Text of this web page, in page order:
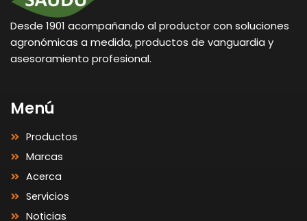
Desde 1901 acompañando al productor con soluciones
agronómicas a medida, productos de vanguardia y
asesoramiento profesional.
Menú
Productos
Marcas
Acerca
Servicios
Noticias